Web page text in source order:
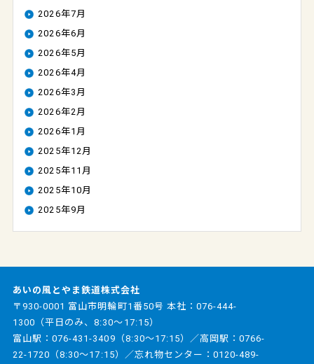
2026年7月
2026年6月
2026年5月
2026年4月
2026年3月
2026年2月
2026年1月
2025年12月
2025年11月
2025年10月
2025年9月
あいの風とやま鉄道株式会社
〒930-0001 富山市明輪町1番50号 本社： 076-444-
1300 （平日のみ、8:30～17:15）
富山駅：076-431-3409 （8:30～17:15）／高岡駅：0766-
22-1720 （8:30～17:15）／忘れ物センター：0120-489-